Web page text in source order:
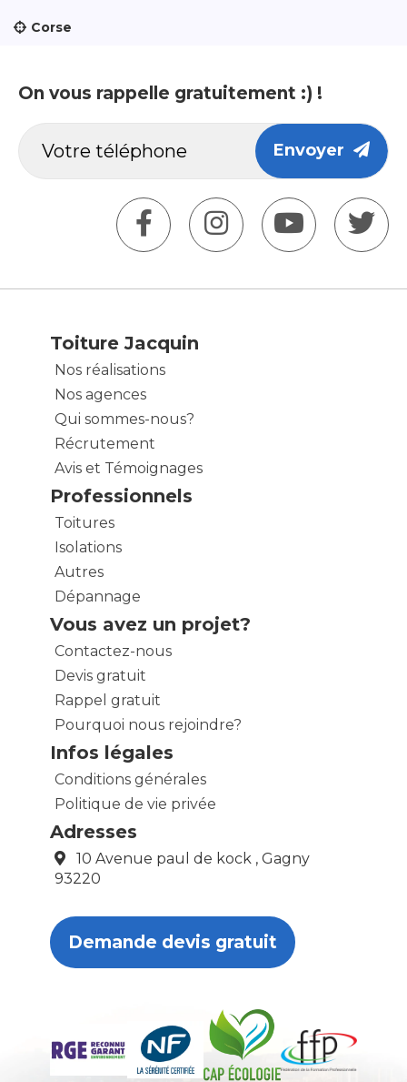
Corse
On vous rappelle gratuitement :) !
Envoyer
Toiture Jacquin
Nos réalisations
Nos agences
Qui sommes-nous?
Récrutement
Avis et Témoignages
Professionnels
Toitures
Isolations
Autres
Dépannage
Vous avez un projet?
Contactez-nous
Devis gratuit
Rappel gratuit
Pourquoi nous rejoindre?
Infos légales
Conditions générales
Politique de vie privée
Adresses
10 Avenue paul de kock , Gagny
93220
Demande devis gratuit